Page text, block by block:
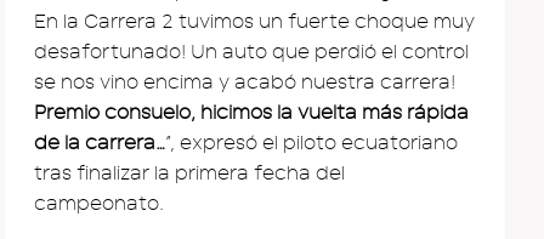
En la Carrera 2 tuvimos un fuerte choque muy
desafortunado! Un auto que perdió el control
se nos vino encima y acabó nuestra carrera!
Premio consuelo, hicimos la vuelta más rápida
de la carrera…”, expresó el piloto ecuatoriano
tras finalizar la primera fecha del
campeonato.